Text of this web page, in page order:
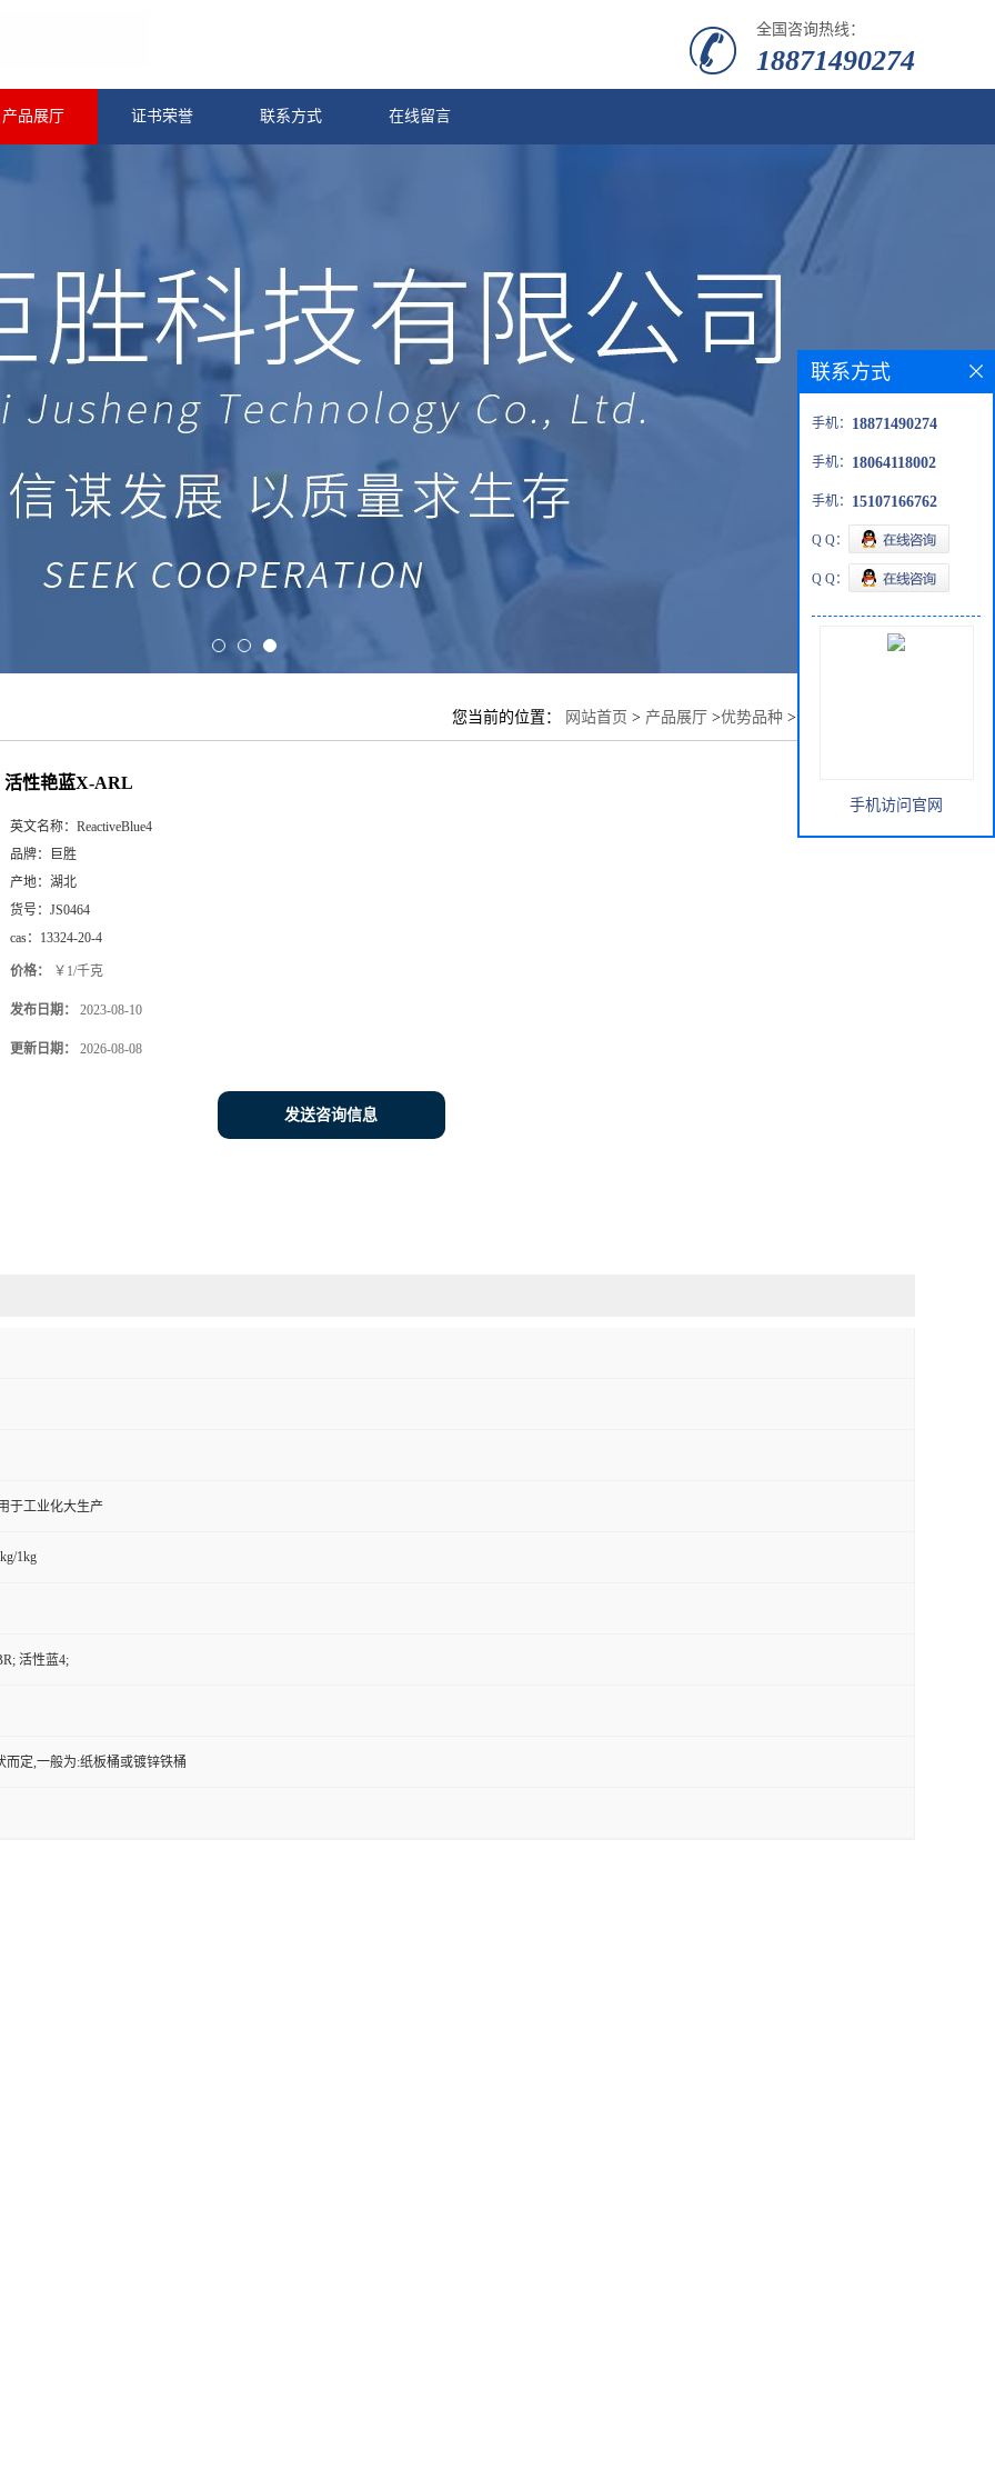
全国咨询热线：
18871490274
产品展厅 证书荣誉 联系方式 在线留言
您当前的位置： 网站首页 > 产品展厅 >优势品种 >活性艳蓝X-ARL
活性艳蓝X-ARL
英文名称： ReactiveBlue4
品牌：
巨胜
产地： 湖北
货号： JS0464
cas： 13324-20-4
价格： ￥1/千克
发布日期： 2023-08-10
更新日期： 2026-08-08
发送咨询信息
于工业化大生产
1kg
活性蓝4;
而定,一般为:纸板桶或镀锌铁桶
联系方式
手机： 18871490274
手机： 18064118002
手机： 15107166762
Q Q：
Q Q：
手机访问官网